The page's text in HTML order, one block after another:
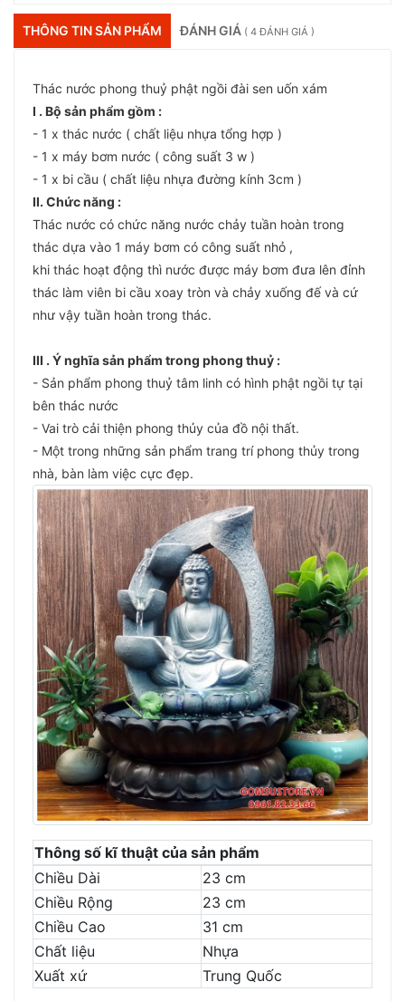
THÔNG TIN SẢN PHẨM ĐÁNH GIÁ ( 4 ĐÁNH GIÁ )
Thác nước phong thuỷ phật ngồi đài sen uốn xám
I . Bộ sản phẩm gồm :
- 1 x thác nước ( chất liệu nhựa tổng hợp )
- 1 x máy bơm nước ( công suất 3 w )
- 1 x bi cầu ( chất liệu nhựa đường kính 3cm )
II. Chức năng :
Thác nước có chức năng nước chảy tuần hoàn trong
thác dựa vào 1 máy bơm có công suất nhỏ ,
khi thác hoạt động thì nước được máy bơm đưa lên đỉnh
thác làm viên bi cầu xoay tròn và chảy xuống đế và cứ
như vậy tuần hoàn trong thác.
III . Ý nghĩa sản phẩm trong phong thuỷ :
- Sản phẩm phong thuỷ tâm linh có hình phật ngồi tự tại
bên thác nước
- Vai trò cải thiện phong thủy của đồ nội thất.
- Một trong những sản phẩm trang trí phong thủy trong
nhà, bàn làm việc cực đẹp.
Thông số kĩ thuật của sản phẩm
Chiều Dài
23 cm
Chiều Rộng
23 cm
Chiều Cao
31 cm
Chất liệu
Nhựa
Xuất xứ
Trung Quốc